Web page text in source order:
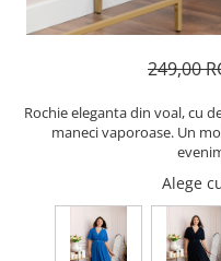
249,00
Rochie eleganta din voal, cu
maneci vaporoase. Un
Alege